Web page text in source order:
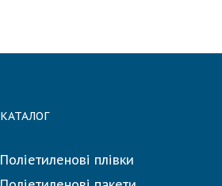
КАТАЛОГ
Поліетиленові плівки